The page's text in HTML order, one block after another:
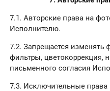
7.1. Авторские права на
Исполнителю.
7.2. Запрещается изменять
фильтры, цветокоррекция,
письменного согласия
7.3. Исключительные